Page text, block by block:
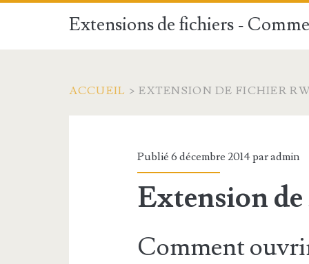
Extensions de fichiers -
ACCUEIL > EXTENSION DE FICHIER
Publié 6 décembre 2014 paradmin
Extension
Comment